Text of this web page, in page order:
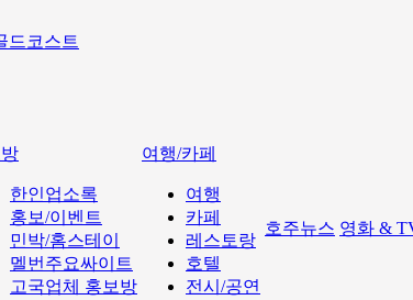
드코스트
한인업소록
홍보/이벤트
민박/홈스테이
멜번주요싸이트
고국업체 홍보방
여행/카페
여행
카페
레스토랑
호텔
전시/공연
호주뉴스 영화 &